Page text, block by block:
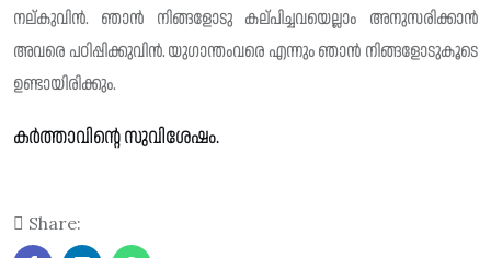
നല്കുവിൻ. ഞാൻ നിങ്ങളോടു കല്‌പിച്ചവയെല്ലാം അനുസരിക്കാൻ
അവരെ പഠിപ്പിക്കുവിൻ. യുഗാന്തംവരെ എന്നും ഞാൻ നിങ്ങളോടുകൂടെ
ഉണ്ടായിരിക്കും.
കർത്താവിന്റെ സുവിശേഷം.
Share: